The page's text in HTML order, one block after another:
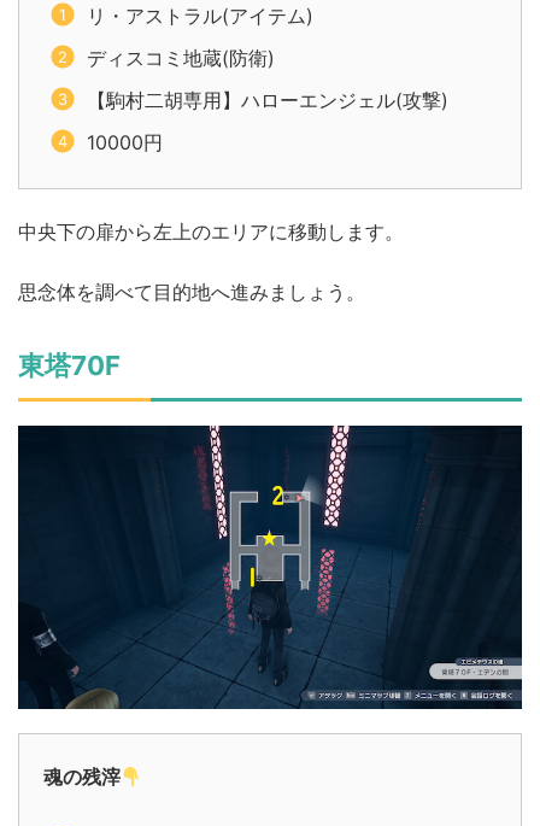
リ・アストラル(アイテム)
ディスコミ地蔵(防衛)
【駒村二胡専用】ハローエンジェル(攻撃)
10000円
中央下の扉から左上のエリアに移動します。
思念体を調べて目的地へ進みましょう。
東塔70F
魂の残滓